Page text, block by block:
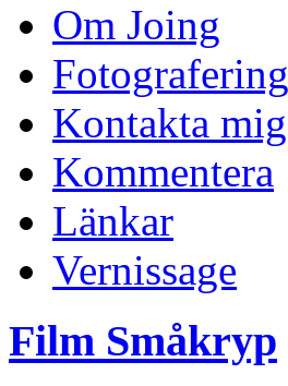
Om Joing
Fotografering
Kontakta mig
Kommentera
Länkar
Vernissage
Film Småkryp